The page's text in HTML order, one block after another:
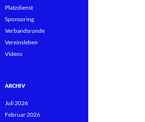
Platzdienst
Sponsoring
Verbandsrunde
Vereinsleben
Videos
ARCHIV
Juli 2026
Februar 2026